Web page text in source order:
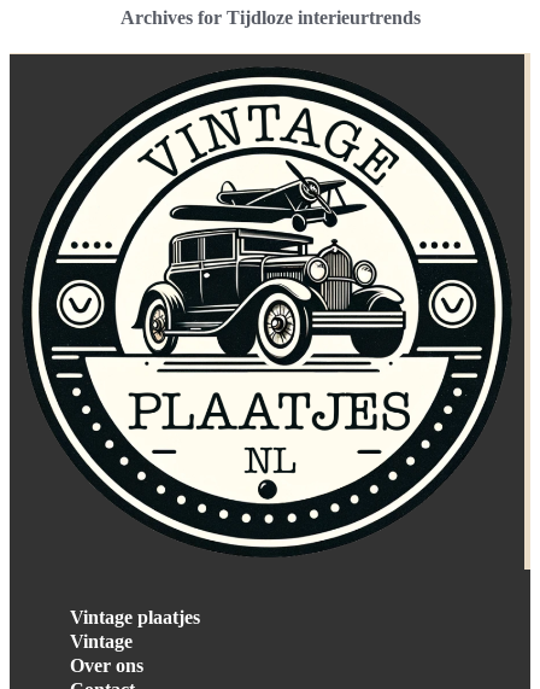
Archives for Tijdloze interieurtrends
Vintage plaatjes
Vintage
Over ons